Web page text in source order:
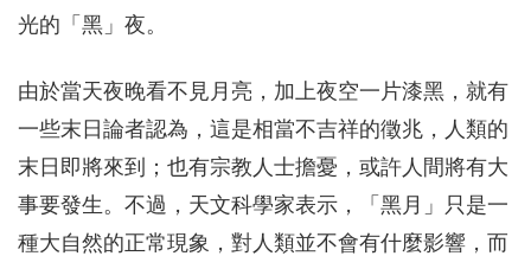
光的「黑」夜。
由於當天夜晚看不見月亮，加上夜空一片漆黑，就有
一些末日論者認為，這是相當不吉祥的徵兆，人類的
末日即將來到；也有宗教人士擔憂，或許人間將有大
事要發生。不過，天文科學家表示，「黑月」只是一
種大自然的正常現象，對人類並不會有什麼影響，而